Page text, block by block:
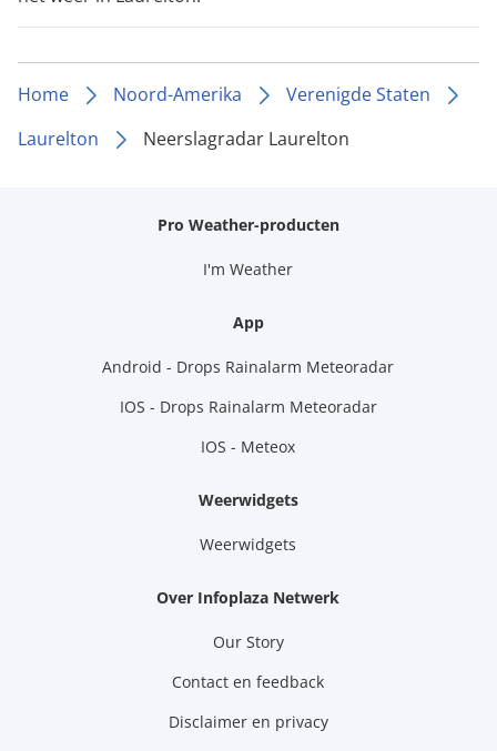
Home Noord-Amerika
Verenigde Staten
Laurelton
Neerslagradar Laurelton
Pro Weather-producten
I'm Weather
App
Android - Drops Rainalarm Meteoradar
IOS - Drops Rainalarm Meteoradar
IOS - Meteox
Weerwidgets
Weerwidgets
Over Infoplaza Netwerk
Our Story
Contact en feedback
Disclaimer en privacy